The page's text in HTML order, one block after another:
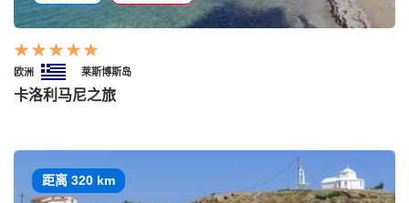
欧洲 莱斯博斯岛
卡洛利马尼之旅
距离 320 km